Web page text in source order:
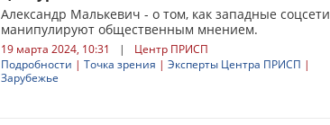
Александр Малькевич - о том, как западные соцсети
манипулируют общественным мнением.
19 марта 2024, 10:31 |
Центр ПРИСП
Подробности | Точка зрения | Эксперты Центра ПРИСП |
Зарубежье